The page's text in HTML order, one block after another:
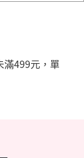
滿499元，單